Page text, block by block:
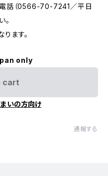
話（0566-70-7241／平日
。
ります。
only
cart
いの方向け
通報する